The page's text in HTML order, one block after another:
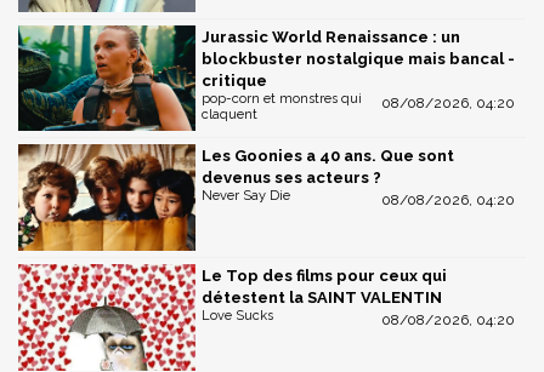
Jurassic World Renaissance : un
blockbuster nostalgique mais bancal -
critique
08/08/2026, 04:20
pop-corn et monstres qui
claquent
Les Goonies a 40 ans. Que sont
devenus ses acteurs ?
08/08/2026, 04:20
Never Say Die
Le Top des films pour ceux qui
détestent la SAINT VALENTIN
08/08/2026, 04:20
Love Sucks